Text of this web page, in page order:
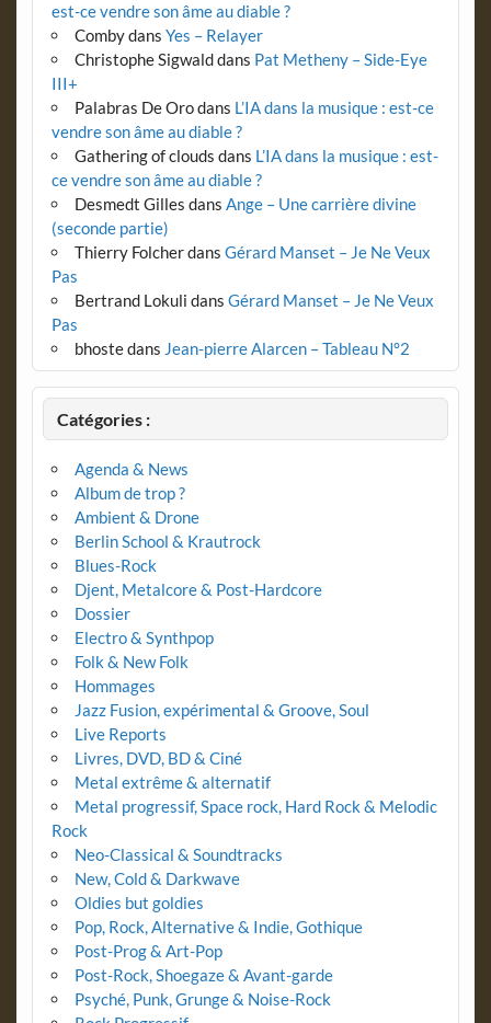
est-ce vendre son âme au diable ?
Combydans Yes – Relayer
Christophe Sigwalddans Pat Metheny – Side-Eye
III+
Palabras De Orodans L’IA dans la musique : est-ce
vendre son âme au diable ?
Gathering of clouds dans L’IA dans la musique : est-
ce vendre son âme au diable ?
Desmedt Gilles dans Ange – Une carrière divine
(seconde partie)
Thierry Folcherdans Gérard Manset – Je Ne Veux
Pas
Bertrand Lokuli dans Gérard Manset – Je Ne Veux
Pas
bhostedans Jean-pierre Alarcen – Tableau N°2
Catégories :
Agenda & News
Album de trop ?
Ambient & Drone
Berlin School & Krautrock
Blues-Rock
Djent, Metalcore & Post-Hardcore
Dossier
Electro & Synthpop
Folk & New Folk
Hommages
Jazz Fusion, expérimental & Groove, Soul
Live Reports
Livres, DVD, BD & Ciné
Metal extrême & alternatif
Metal progressif, Space rock, Hard Rock & Melodic
Rock
Neo-Classical & Soundtracks
New, Cold & Darkwave
Oldies but goldies
Pop, Rock, Alternative & Indie, Gothique
Post-Prog & Art-Pop
Post-Rock, Shoegaze & Avant-garde
Psyché, Punk, Grunge & Noise-Rock